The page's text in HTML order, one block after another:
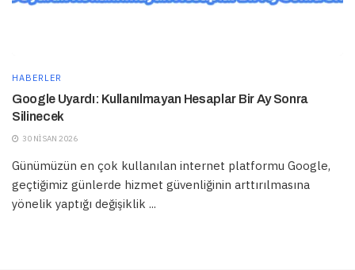
HABERLER
Google Uyardı: Kullanılmayan Hesaplar Bir Ay Sonra
Silinecek
30 NISAN 2026
Günümüzün en çok kullanılan internet platformu Google,
geçtiğimiz günlerde hizmet güvenliğinin arttırılmasına
yönelik yaptığı değişiklik ...